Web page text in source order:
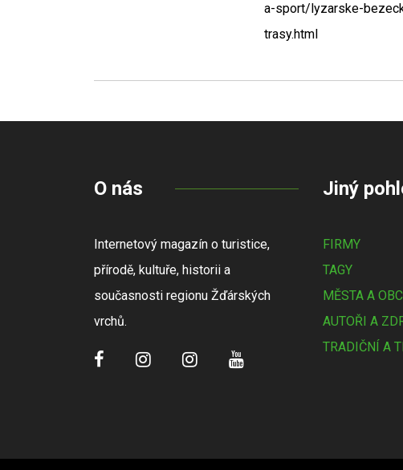
a-sport/lyzarske-
trasy.html
O nás
Internetový magazín o turistice,
přírodě, kultuře, historii a
současnosti regionu Žďárských
vrchů.
Jiný
FIRMY
TAGY
MĚSTA A
AUTOŘI A
TRADIČNÍ A